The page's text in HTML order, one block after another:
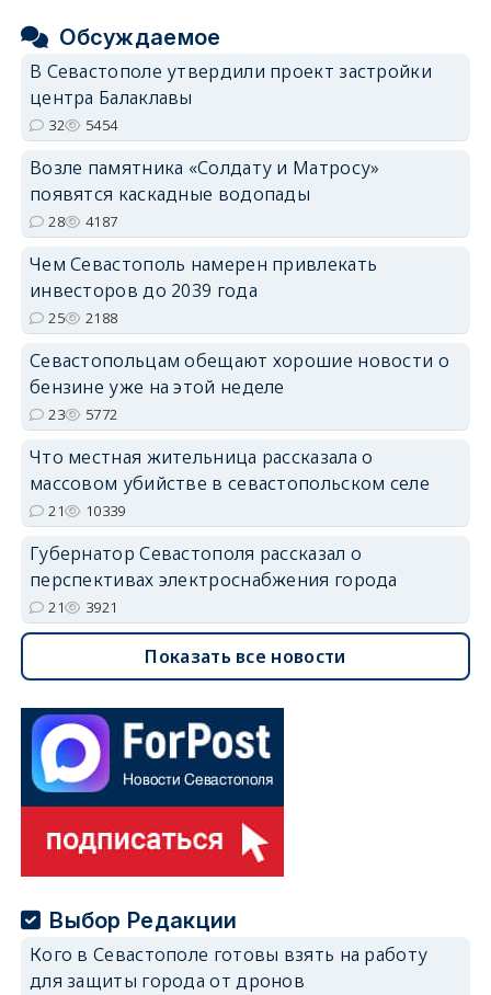
Обсуждаемое
В Севастополе утвердили проект застройки
центра Балаклавы
32 5454
Возле памятника «Солдату и Матросу»
появятся каскадные водопады
28 4187
Чем Севастополь намерен привлекать
инвесторов до 2039 года
25 2188
Севастопольцам обещают хорошие новости о
бензине уже на этой неделе
23 5772
Что местная жительница рассказала о
массовом убийстве в севастопольском селе
21 10339
Губернатор Севастополя рассказал о
перспективах электроснабжения города
21 3921
Показать все новости
Выбор Редакции
Кого в Севастополе готовы взять на работу
для защиты города от дронов